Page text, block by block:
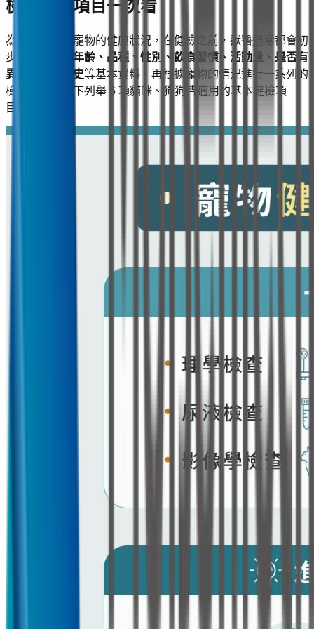
檢查推薦項目一次看
為了全面評估寵物的健康狀況，在健檢之前，獸醫通常都會初
步詢問寵物的
年齡、品種、性別、飲食習慣、活動量、是否有
異常行為及病史等基本資料，再根據寵物的情況進行一系列的
檢查項目。以下列舉 6 項貓咪、狗狗皆適用的基本健檢項
目：